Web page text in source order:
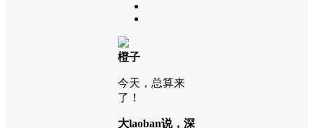
橙子
今天，总算来
了！
大laoban说，深